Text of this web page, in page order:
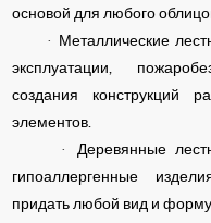
основой для любого
· Металлические
эксплуатации,
создания конструкций
элементов.
· Деревянные
гипоаллергенные
придать любой вид и форму